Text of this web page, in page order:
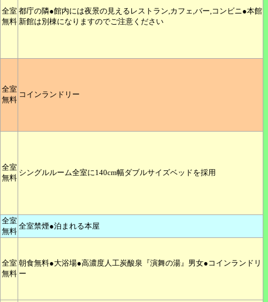
全室
無料
都庁の隣●館内には夜景の見えるレストラン,カフェ,バー,コンビニ●本館
新館は別棟になりますのでご注意ください
全室
無料
コインランドリー
全室
無料
シングルルーム全室に140cm幅ダブルサイズベッドを採用
全室
無料
全室禁煙●泊まれる本屋
全室
無料
朝食無料●大浴場●高濃度人工炭酸泉『演舞の湯』男女●コインランドリ
ー